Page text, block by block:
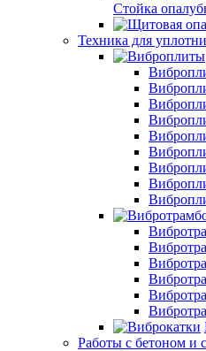
Стойка
Техника для
Работы с бетоном и